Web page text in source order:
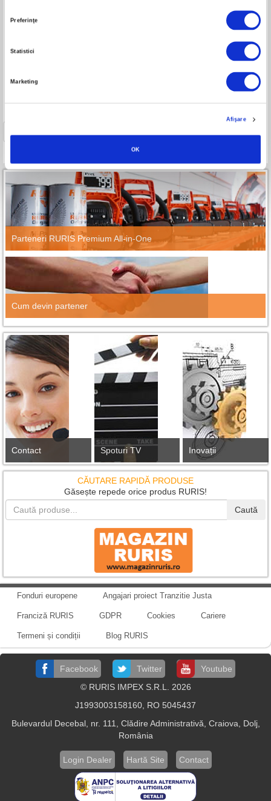
Preferinţe
Statistici
Marketing
Afişare
OK
Parteneri RURIS Premium All-in-One
Cum devin partener
Contact Spoturi TV Inovații
CĂUTARE RAPIDĂ PRODUSE
Găsește repede orice produs RURIS!
Caută
Fonduri europene Angajari proiect Tranzitie Justa
Franciză RURIS GDPR Cookies Cariere
Termeni și condiții Blog RURIS
Facebook Twitter
Youtube
© RURIS IMPEX S.R.L. 2026
J1993003158160, RO 5045437
Bulevardul Decebal, nr. 111, Clădire Administrativă, Craiova, Dolj,
România
Login Dealer Hartă Site Contact